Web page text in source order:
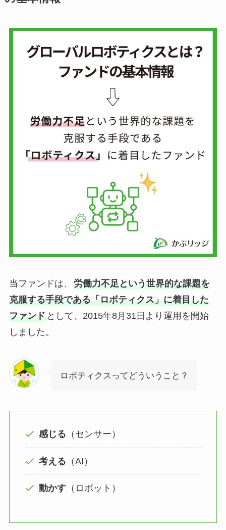
当ファンドは、 労働力不足という世界的な課題を
克服する手段である「ロボティクス」に着目した
ファンドとして、2015年8月31日より運用を開始
しました。
ロボティクスってどういうこと？
感じる （センサー）
考える （AI）
動かす （ロボット）